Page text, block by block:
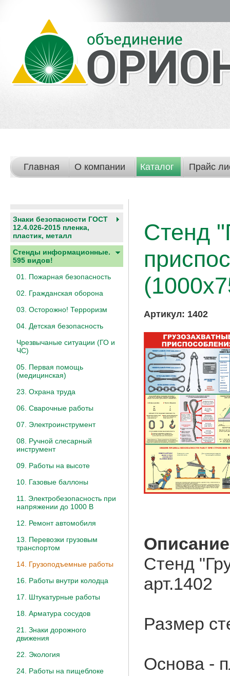
Главная О компании Каталог Прайс
Знаки безопасности ГОСТ
12.4.026-2015 пленка,
пластик, металл
Стенды информационные.
595 видов!
01. Пожарная безопасность
02. Гражданская оборона
03. Осторожно! Терроризм
04. Детская безопасность
Чрезвычаные ситуации (ГО и
ЧС)
05. Первая помощь
(медицинская)
23. Охрана труда
06. Сварочные работы
07. Электроинструмент
08. Ручной слесарный
инструмент
09. Работы на высоте
10. Газовые баллоны
11. Электробезопасность при
напряжении до 1000 В
12. Ремонт автомобиля
13. Перевозки грузовым
транспортом
14. Грузоподъемные работы
16. Работы внутри колодца
17. Штукатурные работы
18. Арматура сосудов
21. Знаки дорожного
движения
22. Экология
24. Работы на пищеблоке
Стенд
Артикул: 1402
Стенд
арт.1402
Размер
Основа -